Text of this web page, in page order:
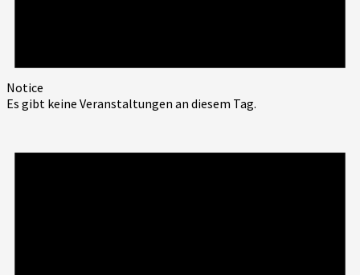
Notice
Es gibt keine Veranstaltungen an diesem Tag.